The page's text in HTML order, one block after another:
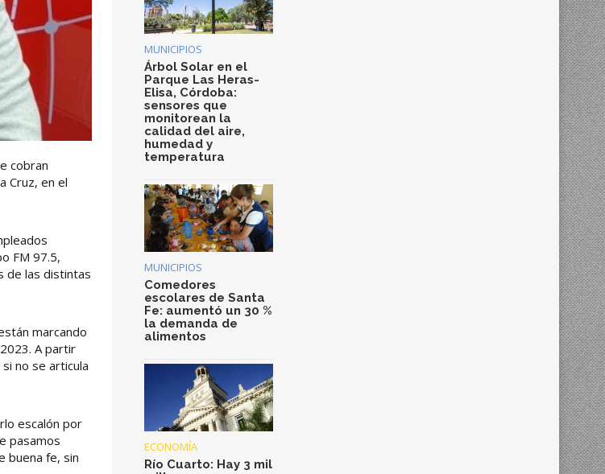
cobran
Cruz, en el
FM 97.5,
de las distintas
marcando
A partir
no se articula
escalón por
pasamos
buena fe, sin
MUNICIPIOS
Árbol Solar en el
Parque Las Heras-
Elisa, Córdoba:
sensores que
monitorean la
calidad del aire,
humedad y
temperatura
MUNICIPIOS
Comedores
escolares de Santa
Fe: aumentó un 30 %
la demanda de
alimentos
ECONOMÍA
Río Cuarto: Hay 3 mil